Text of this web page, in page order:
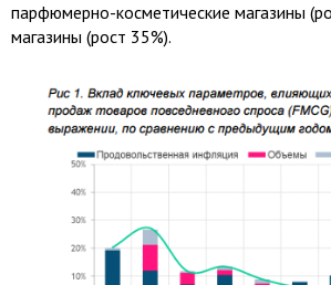
парфюмерно-косметические магазины
магазины (рост 35%).